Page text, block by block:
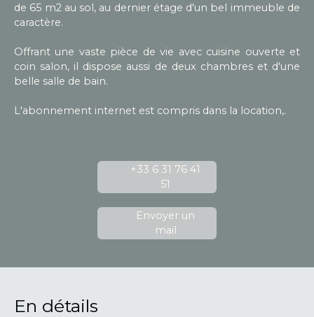
de 65 m2 au sol, au dernier étage d'un bel immeuble de
caractère.
Offrant une vaste pièce de vie avec cuisine ouverte et
coin salon, il dispose aussi de deux chambres et d'une
belle salle de bain.
L'abonnement internet est compris dans la location,.
+33 6 31 76 41
51
Envoyer un
mail
En détails